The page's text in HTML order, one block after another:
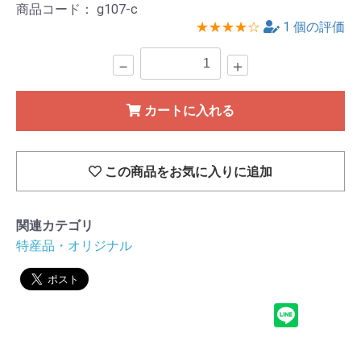
商品コード： g107-c
★★★★☆
1 個の評価
－ ＋
カートに入れる
この商品をお気に入りに追加
関連カテゴリ
特産品・オリジナル